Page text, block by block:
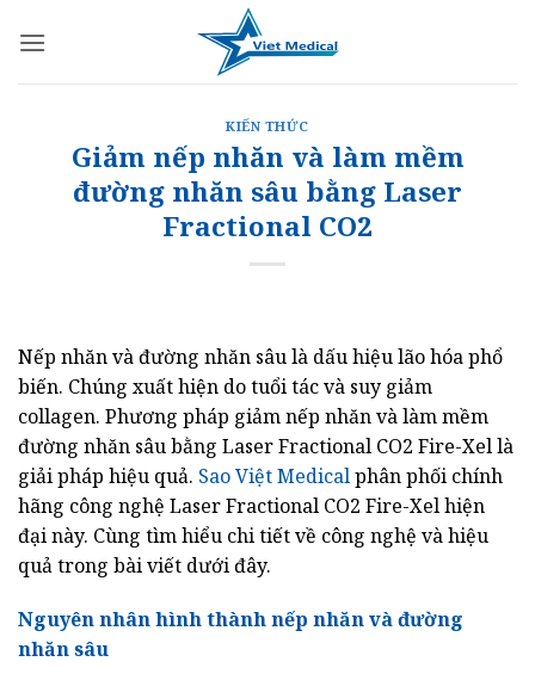
qua
KIẾN THỨC
Giảm nếp nhăn và làm mềm
đường nhăn sâu bằng Laser
Fractional CO2
Nếp nhăn và đường nhăn sâu là dấu hiệu lão hóa phổ
biến. Chúng xuất hiện do tuổi tác và suy giảm
collagen. Phương pháp giảm nếp nhăn và làm mềm
đường nhăn sâu bằng Laser Fractional CO2 Fire-Xel là
giải pháp hiệu quả. Sao Việt Medicalphân phối chính
hãng công nghệ Laser Fractional CO2 Fire-Xel hiện
đại này. Cùng tìm hiểu chi tiết về công nghệ và hiệu
quả trong bài viết dưới đây.
Nguyên nhân hình thành nếp nhăn và đường
nhăn sâu